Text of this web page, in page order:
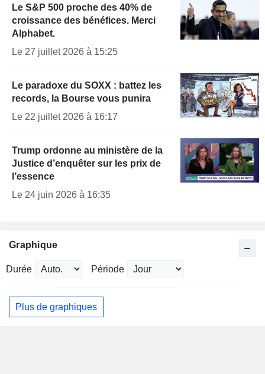
Le S&P 500 proche des 40% de
croissance des bénéfices. Merci
Alphabet.
Le 27 juillet 2026 à 15:25
Le paradoxe du SOXX : battez les
records, la Bourse vous punira
Le 22 juillet 2026 à 16:17
Trump ordonne au ministère de la
Justice d’enquêter sur les prix de
l’essence
Le 24 juin 2026 à 16:35
Graphique
Durée Période
Plus de graphiques